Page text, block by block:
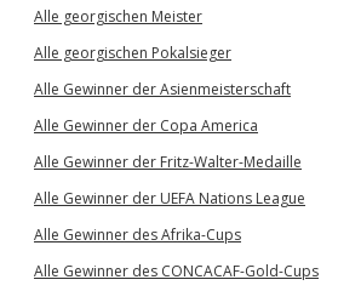
Alle georgischen Meister
Alle georgischen Pokalsieger
Alle Gewinner der Asienmeisterschaft
Alle Gewinner der Copa America
Alle Gewinner der Fritz-Walter-Medaille
Alle Gewinner der UEFA Nations League
Alle Gewinner des Afrika-Cups
Alle Gewinner des CONCACAF-Gold-Cups